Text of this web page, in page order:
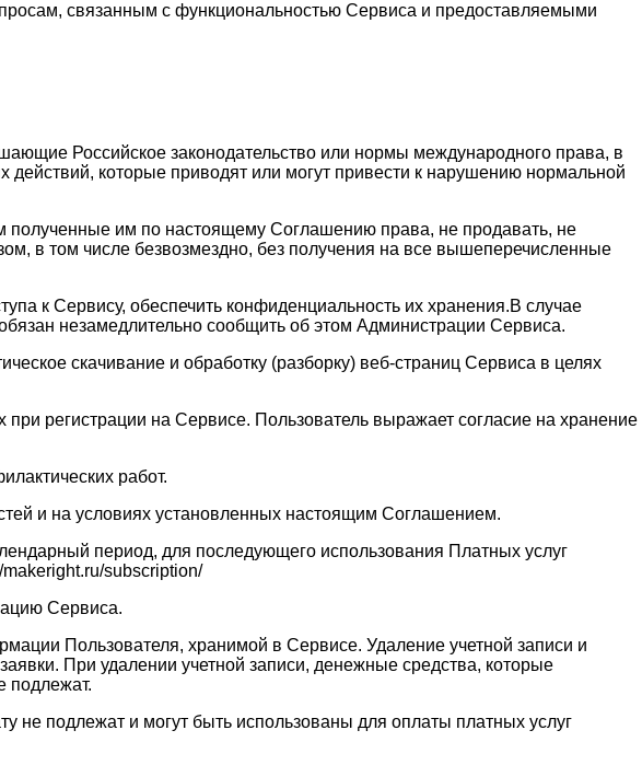
связанным с функциональностью Сервиса и предоставляемыми
Российское законодательство или нормы международного права, в
которые приводят или могут привести к нарушению нормальной
полученные им по настоящему Соглашению права, не продавать, не
в том числе безвозмездно, без получения на все вышеперечисленные
к Сервису, обеспечить конфиденциальность их хранения.В случае
незамедлительно сообщить об этом Администрации Сервиса.
скачивание и обработку (разборку) веб-страниц Сервиса в целях
регистрации на Сервисе. Пользователь выражает согласие на хранение
работ.
и на условиях установленных настоящим Соглашением.
период, для последующего использования Платных услуг
subscription/
Сервиса.
Пользователя, хранимой в Сервисе. Удаление учетной записи и
При удалении учетной записи, денежные средства, которые
подлежат.
не подлежат и могут быть использованы для оплаты платных услуг